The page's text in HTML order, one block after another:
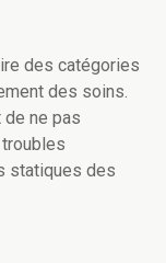
des catégories
des soins.
de ne pas
statiques des